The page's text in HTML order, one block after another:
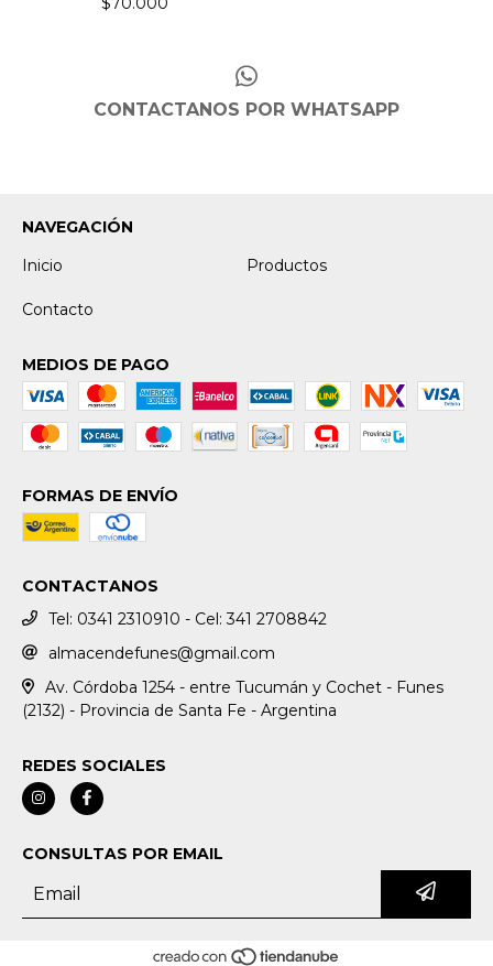
CONTACTANOS POR WHATSAPP
NAVEGACIÓN
Inicio
Productos
Contacto
MEDIOS DE PAGO
FORMAS DE ENVÍO
CONTACTANOS
Tel: 0341 2310910 - Cel: 341 2708842
almacendefunes@gmail.com
Av. Córdoba 1254 - entre Tucumán y Cochet - Funes
(2132) - Provincia de Santa Fe - Argentina
REDES SOCIALES
CONSULTAS POR EMAIL